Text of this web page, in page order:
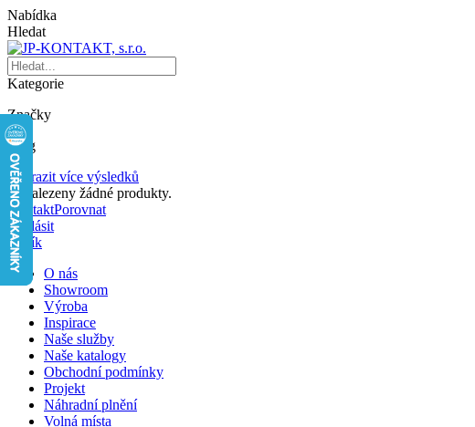
Nabídka
Hledat
Kategorie
Značky
Blog
Zobrazit více výsledků
Nenalezeny žádné produkty.
KontaktPorovnat
Přihlásit
Košík
O nás
Showroom
Výroba
Inspirace
Naše služby
Naše katalogy
Obchodní podmínky
Projekt
Náhradní plnění
Volná místa